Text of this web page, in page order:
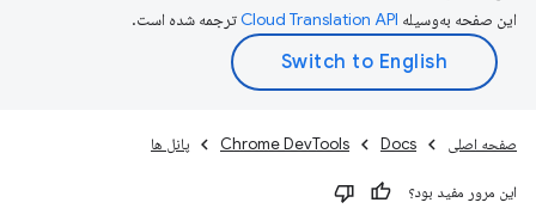
این صفحه به‌وسیله ترجمه شده است.
صفحه اصلی Docs
Chrome DevTools پانل ها
این مرور مفید بود؟